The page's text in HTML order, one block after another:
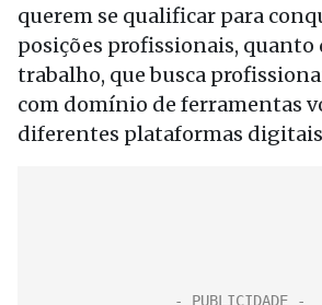
querem se qualificar para
posições profissionais, quanto
trabalho, que busca
com domínio de ferramentas
diferentes plataformas